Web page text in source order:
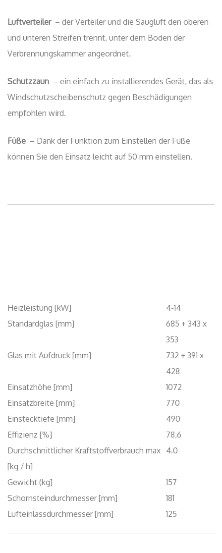
– Dank der Funktion zum Einstellen der Füße
Einstecktiefe [mm]
490
Effizienz [%]
78,6
[kg / h]
4.0
157
Schornsteindurchmesser [mm]
181
Lufteinlassdurchmesser [mm]
125
Heizkosten sparen!
Ihr neuer wasserführender Kamineinsatz hilft Ihnen
Heizkosten zu sparen. Sie können bis zu 50% Ihrer
Heizkosten einsparen. Die Kraft von Holz und Feuer sorgt
für viel Leistung und Wärme. Ihr Haus wird dabei effizient